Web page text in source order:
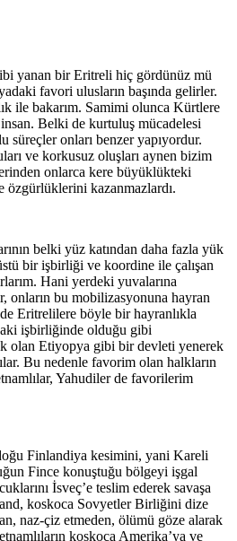
yanan bir Eritreli hiç gördünüz mü
favori ulusların başında gelirler.
ile bakarım. Samimi olunca Kürtlere
Belki de kurtuluş mücadelesi
süreçler onları benzer yapıyordur.
ve korkusuz oluşları aynen bizim
onlarca kere büyüklükteki
özgürlüklerini kazanmazlardı.
belki yüz katından daha fazla yük
bir işbirliği ve koordine ile çalışan
Hani yerdeki yuvalarına
onların bu mobilizasyonuna hayran
Eritrelilere böyle bir hayranlıkla
işbirliğinde olduğu gibi
olan Etiyopya gibi bir devleti yenerek
Bu nedenle favorim olan halkların
Yahudiler de favorilerim
Finlandiya kesimini, yani Kareli
Fince konuştuğu bölgeyi işgal
İsveç’e teslim ederek savaşa
koskoca Sovyetler Birliğini dize
naz-çiz etmeden, ölümü göze alarak
koskoca Amerika’ya ve